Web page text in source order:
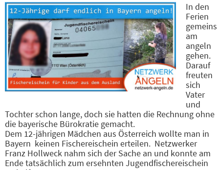
In den
Ferien
gemeins
am
angeln
gehen.
Darauf
freuten
sich
Vater
und
Tochter schon lange, doch sie hatten die Rechnung ohne
die bayerische Bürokratie gemacht.
Dem 12-jährigen Mädchen aus Österreich wollte man in
Bayern keinen Fischereischein erteilen. Netzwerker
Franz Hollweck nahm sich der Sache an und konnte am
Ende tatsächlich zum ersehnten Jugendfischereischein